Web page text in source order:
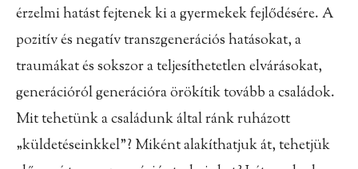
érzelmi hatást fejtenek ki a gyermekek fejlődésére. A
pozitív és negatív transzgenerációs hatásokat, a
traumákat és sokszor a teljesíthetetlen elvárásokat,
generációról generációra örökítik tovább a családok.
Mit tehetünk a családunk által ránk ruházott
„küldetéseinkkel”? Miként alakíthatjuk át, tehetjük